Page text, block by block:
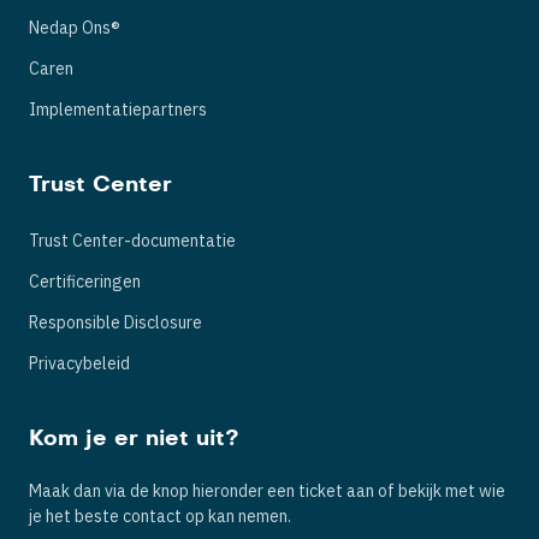
Nedap Ons®
Caren
Implementatiepartners
Trust Center
Trust Center-documentatie
Certificeringen
Responsible Disclosure
Privacybeleid
Kom je er niet uit?
Maak dan via de knop hieronder een ticket aan of bekijk met wie
je het beste contact op kan nemen.